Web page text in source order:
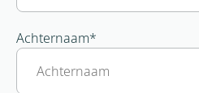
Achternaam*